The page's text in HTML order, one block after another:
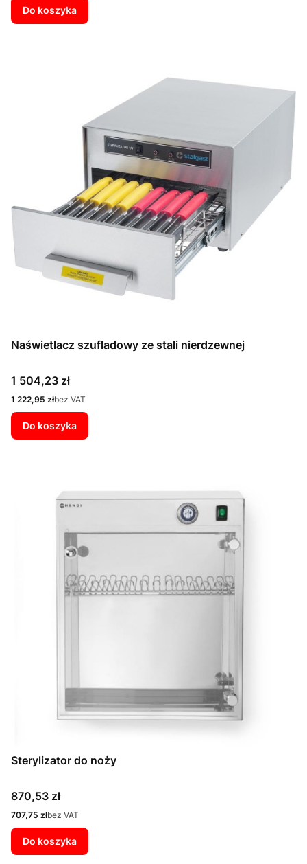
Do koszyka
Naświetlacz szufladowy ze stali nierdzewnej
Cena
1 504,23 zł
Cena
1 222,95 złbez VAT
Do koszyka
Sterylizator do noży
Cena
870,53 zł
Cena
707,75 złbez VAT
Do koszyka